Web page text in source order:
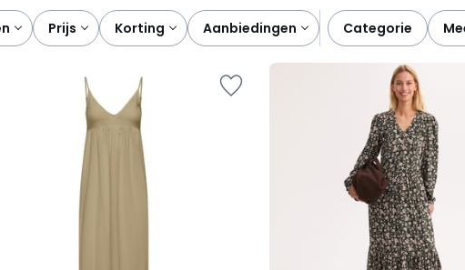
prijs korting aanbiedingen categorie